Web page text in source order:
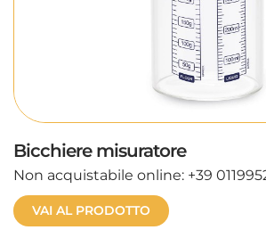
Bicchiere misuratore
Non acquistabile online: +39
VAI AL PRODOTTO